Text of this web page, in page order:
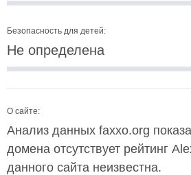
Безопасность для детей:
Не определена
О сайте:
Анализ данных faxxo.org
домена отсутствует рейтинг
данного сайта неизвестна.